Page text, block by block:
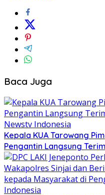
Baca Juga
Kepala KUA Tarowang
Pengantin Langsung